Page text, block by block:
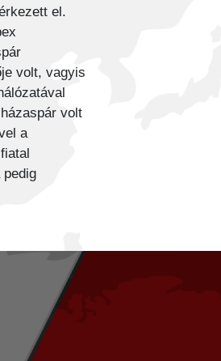
el.
volt, vagyis
volt
a
pedig